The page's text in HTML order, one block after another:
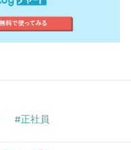
正社員